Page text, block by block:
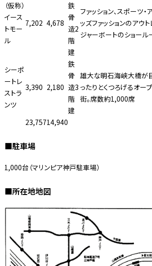
（仮称）
イース
トモー
ル
7,202 4,678
鉄
骨
造2
階
建
ファッション、スポーツ
ッズファッションのアウ
ジャーボートのショール
シーポ
ートレ
ストラ
ンツ
3,390 2,180
鉄
骨
造3
階
建
雄大な明石海峡大橋が
ったりとくつろげるオー
街。席数約1,000席
23,75714,940
■駐車場
1,000台（マリンピア神戸駐車場）
■所在地地図